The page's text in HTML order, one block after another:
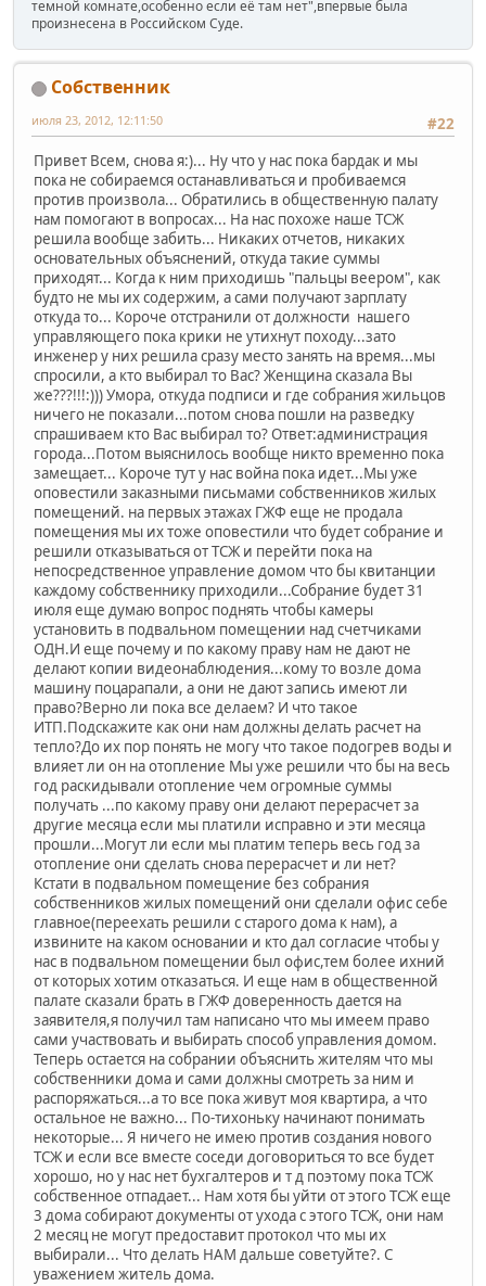
темной комнате,особенно если её там нет",впервые была
произнесена в Российском Суде.
Собственник
#22
июля 23, 2012, 12:11:50
Привет Всем, снова я:)... Ну что у нас пока бардак и мы
пока не собираемся останавливаться и пробиваемся
против произвола... Обратились в общественную палату
нам помогают в вопросах... На нас похоже наше ТСЖ
решила вообще забить... Никаких отчетов, никаких
основательных объяснений, откуда такие суммы
приходят... Когда к ним приходишь "пальцы веером", как
будто не мы их содержим, а сами получают зарплату
откуда то... Короче отстранили от должности нашего
управляющего пока крики не утихнут походу...зато
инженер у них решила сразу место занять на время...мы
спросили, а кто выбирал то Вас? Женщина сказала Вы
же???!!!:))) Умора, откуда подписи и где собрания жильцов
ничего не показали...потом снова пошли на разведку
спрашиваем кто Вас выбирал то? Ответ:администрация
города...Потом выяснилось вообще никто временно пока
замещает... Короче тут у нас война пока идет...Мы уже
оповестили заказными письмами собственников жилых
помещений. на первых этажах ГЖФ еще не продала
помещения мы их тоже оповестили что будет собрание и
решили отказываться от ТСЖ и перейти пока на
непосредственное управление домом что бы квитанции
каждому собственнику приходили...Собрание будет 31
июля еще думаю вопрос поднять чтобы камеры
установить в подвальном помещении над счетчиками
ОДН.И еще почему и по какому праву нам не дают не
делают копии видеонаблюдения...кому то возле дома
машину поцарапали, а они не дают запись имеют ли
право?Верно ли пока все делаем? И что такое
ИТП.Подскажите как они нам должны делать расчет на
тепло?До их пор понять не могу что такое подогрев воды и
влияет ли он на отопление Мы уже решили что бы на весь
год раскидывали отопление чем огромные суммы
получать ...по какому праву они делают перерасчет за
другие месяца если мы платили исправно и эти месяца
прошли...Могут ли если мы платим теперь весь год за
отопление они сделать снова перерасчет и ли нет?
Кстати в подвальном помещение без собрания
собственников жилых помещений они сделали офис себе
главное(переехать решили с старого дома к нам), а
извините на каком основании и кто дал согласие чтобы у
нас в подвальном помещении был офис,тем более ихний
от которых хотим отказаться. И еще нам в общественной
палате сказали брать в ГЖФ доверенность дается на
заявителя,я получил там написано что мы имеем право
сами участвовать и выбирать способ управления домом.
Теперь остается на собрании объяснить жителям что мы
собственники дома и сами должны смотреть за ним и
распоряжаться...а то все пока живут моя квартира, а что
остальное не важно... По-тихоньку начинают понимать
некоторые... Я ничего не имею против создания нового
ТСЖ и если все вместе соседи договориться то все будет
хорошо, но у нас нет бухгалтеров и т д поэтому пока ТСЖ
собственное отпадает... Нам хотя бы уйти от этого ТСЖ еще
3 дома собирают документы от ухода с этого ТСЖ, они нам
2 месяц не могут предоставит протокол что мы их
выбирали... Что делать НАМ дальше советуйте?. С
уважением житель дома.